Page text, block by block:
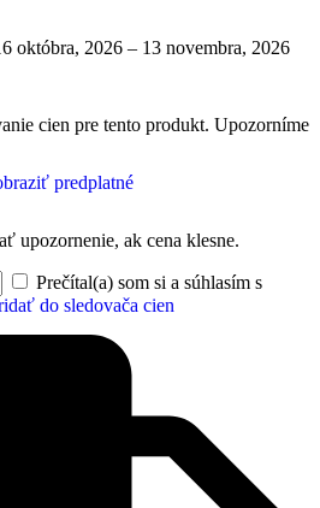
októbra, 2026 – 13 novembra, 2026
cien pre tento produkt. Upozorníme
predplatné
upozornenie, ak cena klesne.
Prečítal(a) som si a súhlasím s
do sledovača cien